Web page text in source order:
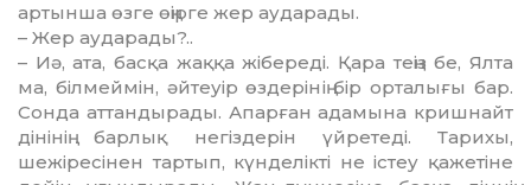
артынша өзге өңірге жер аударады.
– Жер аударады?..
– Иә, ата, басқа жаққа жібереді. Қара теңіз бе, Ялта
ма, білмеймін, әйтеуір өзде­рінің бір орталығы бар.
Сонда аттандырады. Апарған адамына кришнайт
дінінің барлық негіздерін үйретеді. Тарихы,
шежіресінен тартып, күнделікті не істеу қажетіне